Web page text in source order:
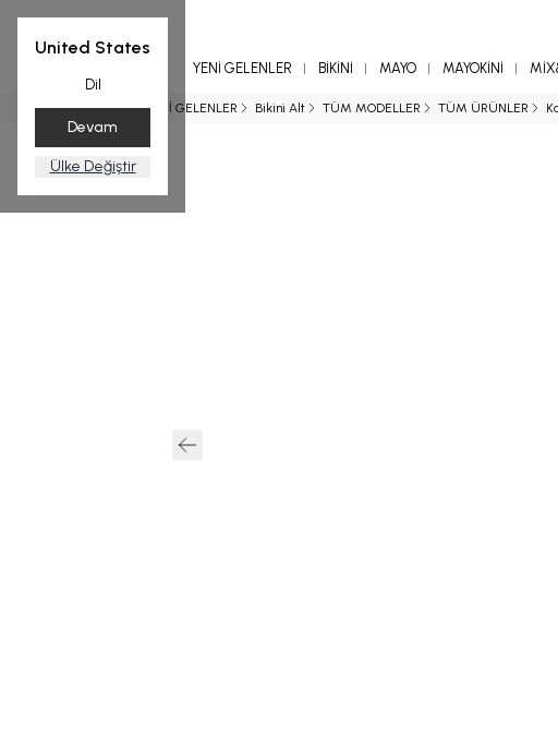
United States
Dil
Devam
Ülke Değiştir
YENİ GELENLER BİKİNİ MAYO MAYOKİNİ
Ana Sayfa YENİ GELENLER Bikini Alt TÜM MODELLER TÜM ÜRÜNLER